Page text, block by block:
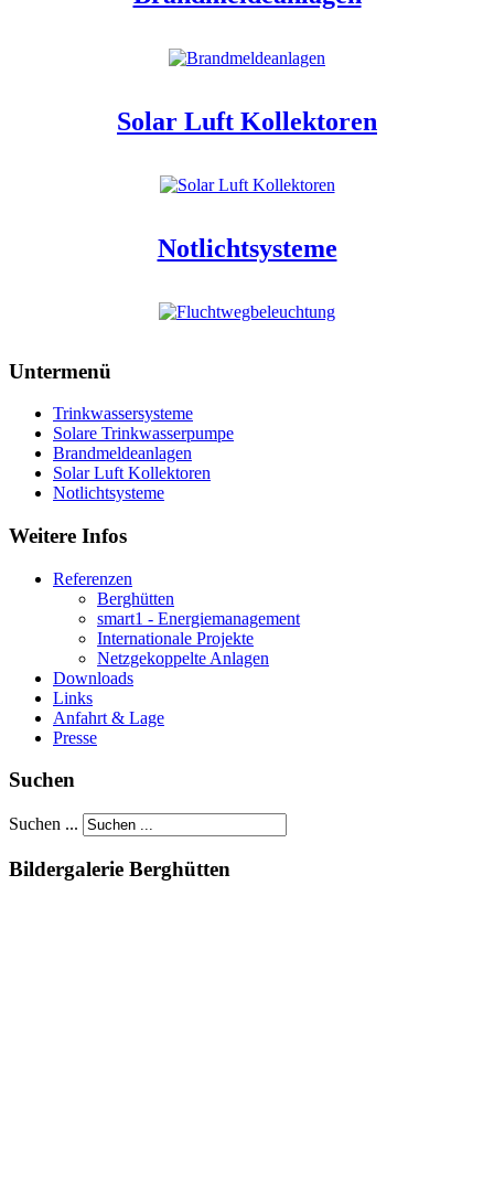
Solar Luft Kollektoren
Notlichtsysteme
Untermenü
Trinkwassersysteme
Solare Trinkwasserpumpe
Brandmeldeanlagen
Solar Luft Kollektoren
Notlichtsysteme
Weitere Infos
Referenzen
Berghütten
smart1 - Energiemanagement
Internationale Projekte
Netzgekoppelte Anlagen
Downloads
Links
Anfahrt & Lage
Presse
Suchen
Suchen ...
Bildergalerie Berghütten